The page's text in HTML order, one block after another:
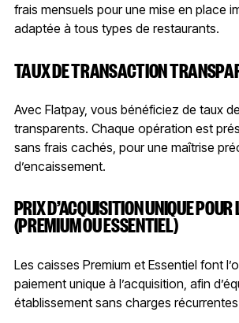
frais mensuels pour une mise en place
adaptée à tous types de restaurants.
TAUX DE TRANSACTION
Avec Flatpay, vous bénéficiez de taux
transparents. Chaque opération est
sans frais cachés, pour une maîtrise
d’encaissement.
PRIX D’ACQUISITION UNIQUE
(PREMIUM OU ESSENTIEL)
Les caisses Premium et Essentiel font
paiement unique à l’acquisition, afin
établissement sans charges